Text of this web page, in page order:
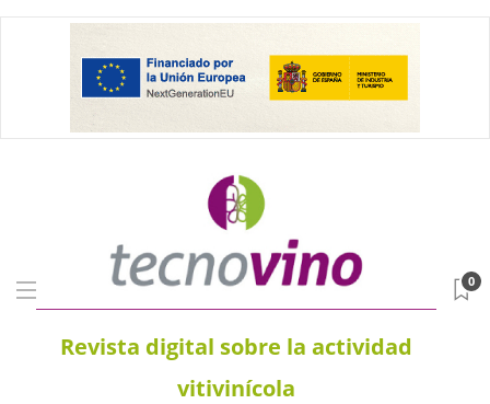
Revista digital sobre la actividad
vitivinícola
0